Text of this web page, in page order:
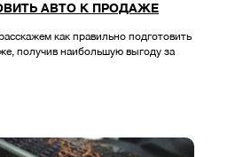
АВТО К ПРОДАЖЕ
как правильно подготовить
получив наибольшую выгоду за